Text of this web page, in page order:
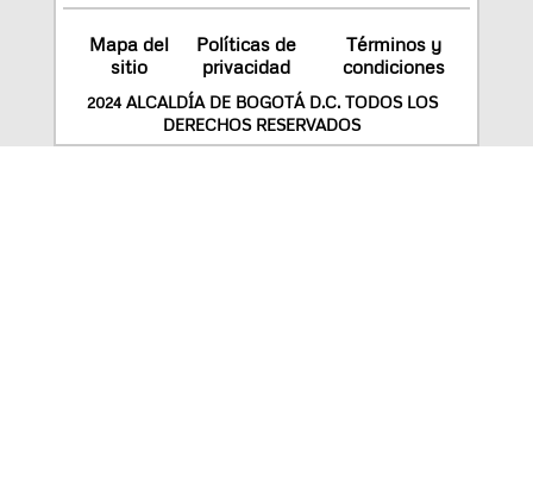
Mapa del
sitio
Políticas de
privacidad
Términos y
condiciones
2024 ALCALDÍA DE BOGOTÁ D.C. TODOS LOS
DERECHOS RESERVADOS